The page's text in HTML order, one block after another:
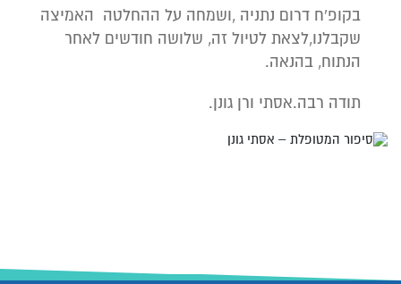
בקופ'ח דרום נתניה ,ושמחה על ההחלטה האמיצה
שקבלנו,לצאת לטיול זה, שלושה חודשים לאחר
הנתוח, בהנאה.
תודה רבה.אסתי ורן גונן.